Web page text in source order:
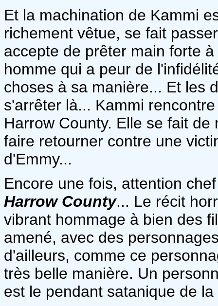
Et la machination de Kammi
richement vêtue, se fait
accepte de prêter main forte
homme qui a peur de
choses à sa manière... Et les
s'arrêter là... Kammi
Harrow County. Elle se fait
faire retourner contre une
d'Emmy...
Encore une fois, attention
Harrow County... Le récit
vibrant hommage à bien des
amené, avec des
d'ailleurs, comme ce
très belle manière. Un
est le pendant satanique de